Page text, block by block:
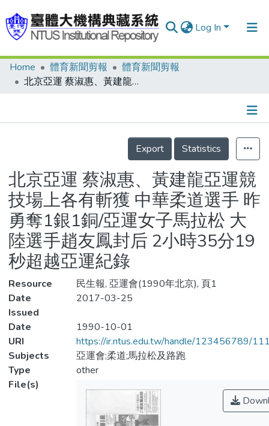
Log In
Communities & Collections
Statistics
Home 體育新聞剪報
體育新聞剪報
北京亞運 蔡淑惠、黃建龍亞運競技場上各有斬獲 中華柔道選手 昨勇奪1銀1銅/亞運女子馬拉松 大陸選手趙友鳳封后 2小時35分19秒超越亞運紀錄
Details
Export
Statistics
北京亞運 蔡淑惠、黃建龍亞運競
技場上各有斬獲 中華柔道選手 昨
勇奪1銀1銅/亞運女子馬拉松 大
陸選手趙友鳳封后 2小時35分19
秒超越亞運紀錄
Resource
民生報, 亞運會(1990年北京), 頁1
Date
Issued
2017-03-25
Date
1990-10-01
URI
https://ir.ntus.edu.tw/handle/123456789/
Subjects
亞運會;柔道;馬拉松及路跑
Type
other
File(s)